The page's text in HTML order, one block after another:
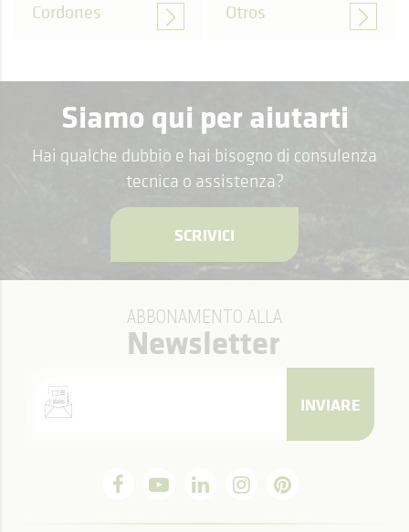
Cordones Otros
Siamo qui per aiutarti
Hai qualche dubbio e hai bisogno di consulenza
tecnica o assistenza?
SCRIVICI
ABBONAMENTO ALLA
Newsletter
INVIARE